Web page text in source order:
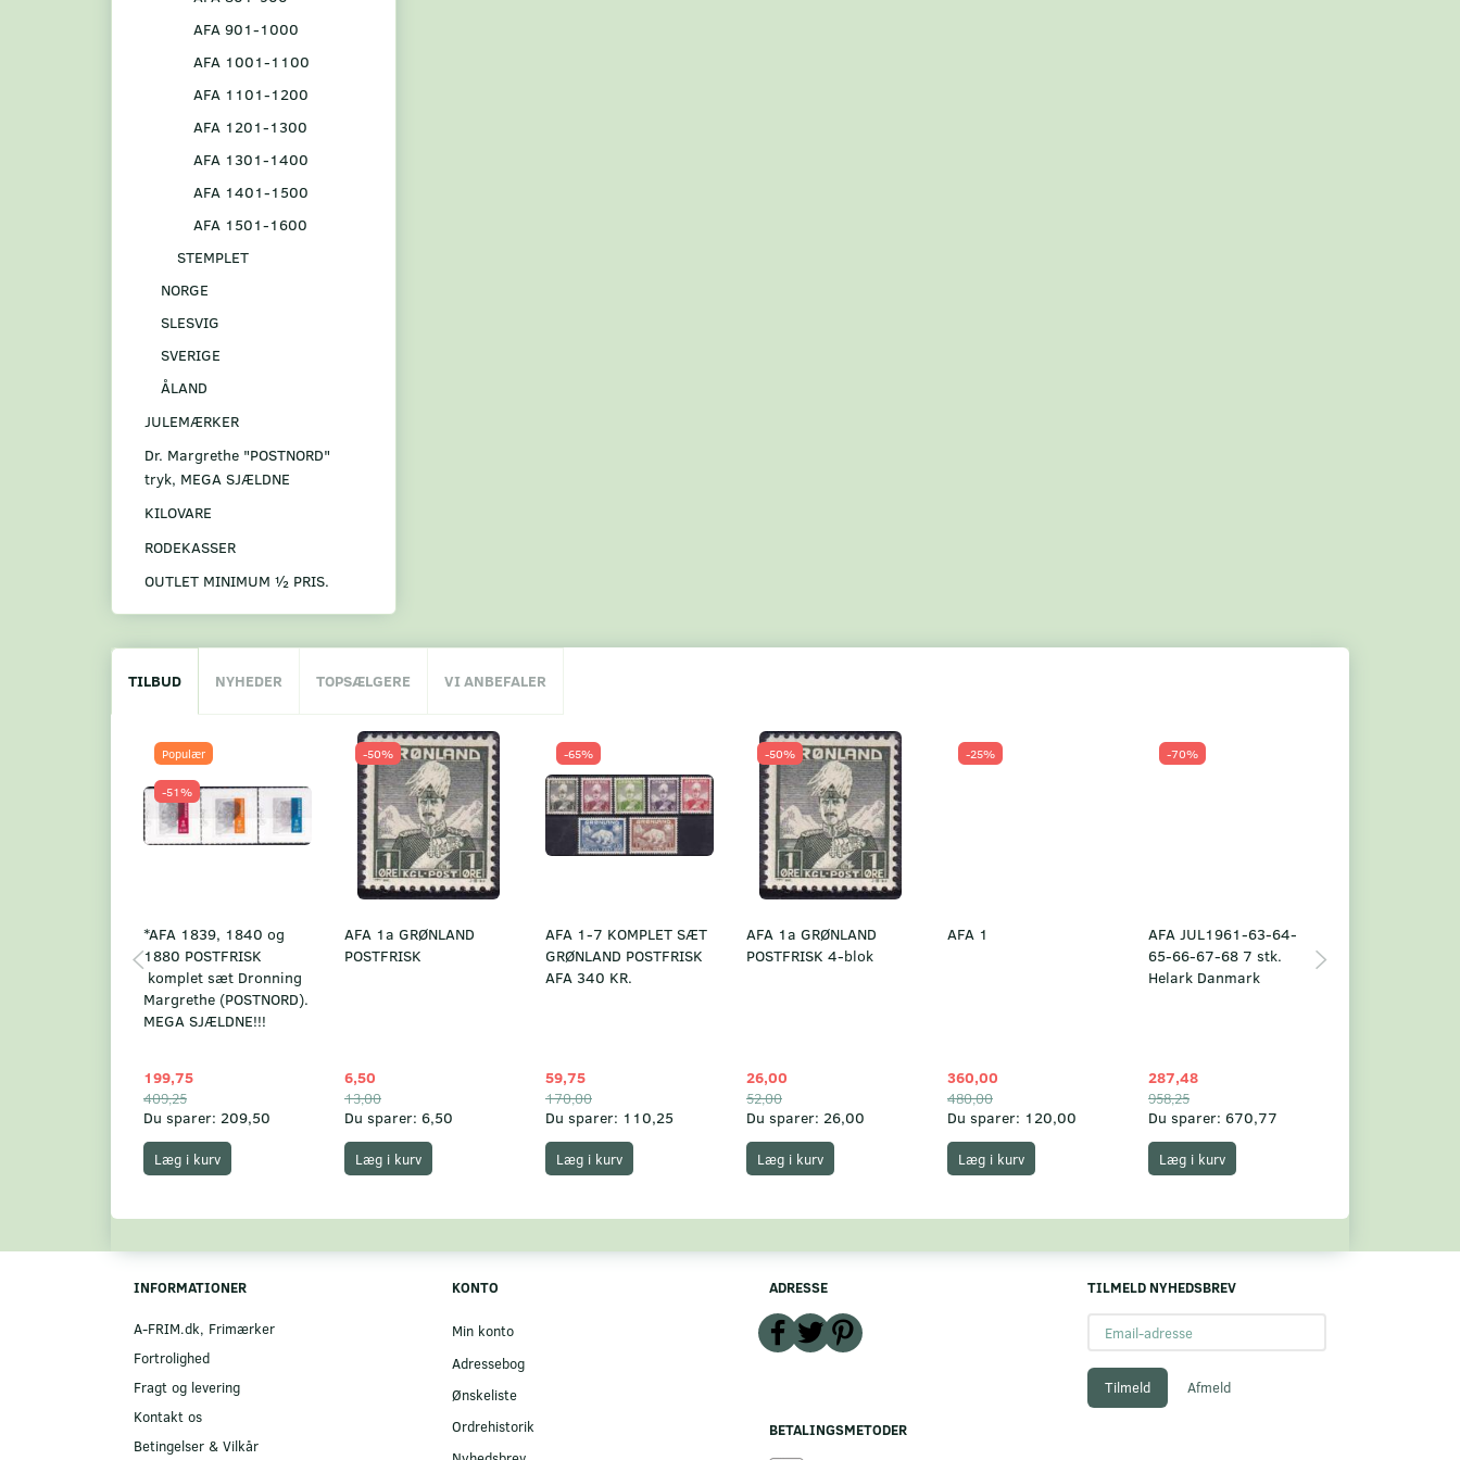
AFA 901-1000
AFA 1001-1100
AFA 1101-1200
AFA 1201-1300
AFA 1301-1400
AFA 1401-1500
AFA 1501-1600
STEMPLET
NORGE
SLESVIG
SVERIGE
ÅLAND
JULEMÆRKER
Dr. Margrethe "POSTNORD"
tryk, MEGA SJÆLDNE
KILOVARE
RODEKASSER
OUTLET MINIMUM ½ PRIS.
TILBUD NYHEDER TOPSÆLGERE VI ANBEFALER
Populær
-51%
*AFA 1839, 1840 og
1880 POSTFRISK
komplet sæt Dronning
Margrethe (POSTNORD).
MEGA SJÆLDNE!!!
199,75
409,25
Du sparer: 209,50
Læg i kurv
-50%
AFA 1a GRØNLAND
POSTFRISK
6,50
13,00
Du sparer: 6,50
Læg i kurv
-65%
AFA 1-7 KOMPLET SÆT
GRØNLAND POSTFRISK
AFA 340 KR.
59,75
170,00
Du sparer: 110,25
Læg i kurv
-50%
AFA 1a GRØNLAND
POSTFRISK 4-blok
26,00
52,00
Du sparer: 26,00
Læg i kurv
-25%
AFA 1
360,00
480,00
Du sparer: 120,00
Læg i kurv
-70%
AFA JUL1961-63-64-
65-66-67-68 7 stk.
Helark Danmark
287,48
958,25
Du sparer: 670,77
Læg i kurv
INFORMATIONER
A-FRIM.dk, Frimærker
Fortrolighed
Fragt og levering
Kontakt os
Betingelser & Vilkår
KONTO
Min konto
Adressebog
Ønskeliste
Ordrehistorik
ADRESSE
BETALINGSMETODER
TILMELD NYHEDSBREV
adresse
Tilmeld Afmeld